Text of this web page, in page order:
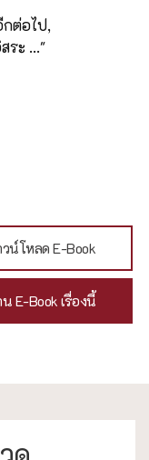
ต่อไป,
ระ ..."
น์โหลด E-Book
E-Book เรื่องนี้